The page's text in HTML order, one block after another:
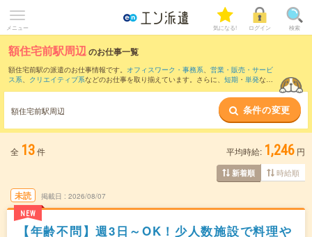
メニュー 気になる! ログイン 検索
額住宅前駅周辺のお仕事一覧
額住宅前駅の派遣のお仕事情報です。 オフィスワーク・事務系、 営業・販売・サービ
ス系、 クリエイティブ系などのお仕事を取り揃えています。さらに、 短期 ・ 単発など
また、金沢駅・新西金沢駅
など近隣駅のお仕事もご確認
いただけます。
額住宅前駅周辺 条件の変更
全 13件 平均時給: 1,246 円
新着順 時給順
未読
NEW
掲載日 2026/08/07
【年齢不問】週3日～OK！少人数施設で料理や